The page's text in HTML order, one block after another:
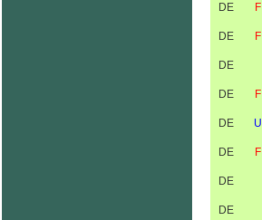
DE F
DE F
DE
DE F
DE U
DE F
DE
DE